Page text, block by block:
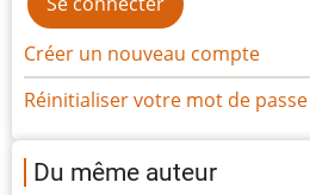
Créer un nouveau compte
Réinitialiser votre mot de passe
Du même auteur